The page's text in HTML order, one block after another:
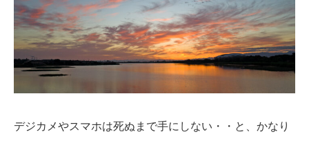
デジカメやスマホは死ぬまで手にしない・・と、かなり